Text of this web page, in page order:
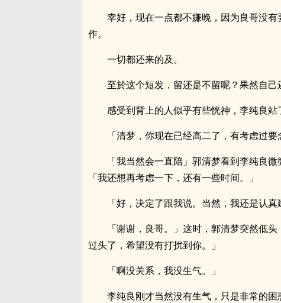
幸好，现在一点都不嫌晚，因为良哥没
作。
一切都还来的及。
至於这个短发，留还是不留呢？果然自己
感受到背上的人似乎有些恍神，李纯良站
「清梦，你现在已经高二了，有考虑过
「我当然会一直陪」郭清梦看到李纯良
「我还想再考虑一下，还有一些时间。」
「好，决定了跟我说。当然，我还是认真
「谢谢，良哥。」这时，郭清梦突然低
过头了，希望没有打扰到你。」
「啊没关系，我没生气。」
李纯良刚才当然没有生气，只是非常的困